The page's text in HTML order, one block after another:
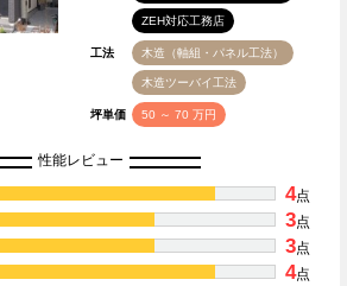
ZEH対応工務店
工法 木造（軸組・パネル工法）
木造ツーバイ工法
坪単価 50 ～ 70 万円
性能レビュー
4点
3点
3点
4点